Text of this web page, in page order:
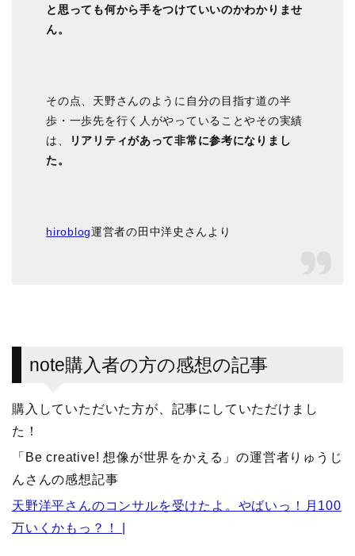
と思っても何から手をつけていいのかわかりませ
ん。
その点、天野さんのように自分の目指す道の半
歩・一歩先を行く人がやっていることやその実績
は、
リアリティがあって非常に参考になりまし
た。
hiroblog運営者の田中洋史さんより
note購入者の方の感想の記事
購入していただいた方が、記事にしていただけまし
た！
「Be creative! 想像が世界をかえる」の運営者りゅうじ
んさんの感想記事
天野洋平さんのコンサルを受けたよ。やばいっ！月100
万いくかもっ？！ |